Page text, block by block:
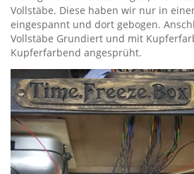
Vollstäbe. Diese haben wir nur in
eingespannt und dort gebogen.
Vollstäbe Grundiert und mit
Kupferfarbend angesprüht.